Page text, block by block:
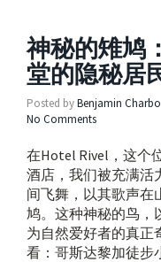
神秘的雉鸠
堂的隐秘居
Posted byBenjamin
No Comments
在Hotel Rivel，这个
酒店，我们被充满活
间飞舞，以其歌声在
鸠。这种神秘的鸟，
为自然爱好者的真正
看：哥斯达黎加徒步